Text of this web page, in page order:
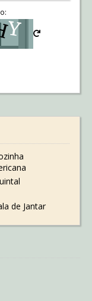
de Jantar